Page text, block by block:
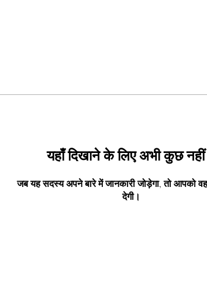
यहाँ दिखाने के लिए अभी कुछ
जब यह सदस्य अपने बारे में जानकारी जोड़ेगा, तो आपको वह
देगी।